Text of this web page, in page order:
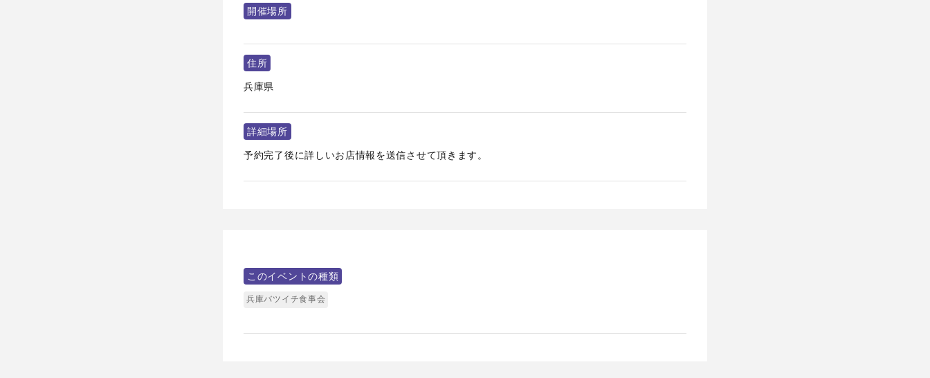
開催場所
住所
兵庫県
詳細場所
予約完了後に詳しいお店情報を送信させて頂きます。
このイベントの種類
兵庫バツイチ食事会